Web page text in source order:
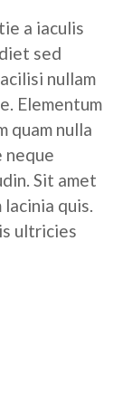
a iaculis
sed
nullam
Elementum
quam nulla
neque
Sit amet
quis.
ultricies